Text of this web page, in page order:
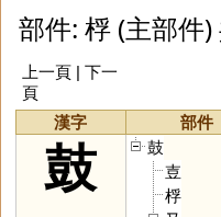
部件: 桴 (主部件)
上一頁 | 下一
頁
漢字 部件
鼓
鼓
壴
桴